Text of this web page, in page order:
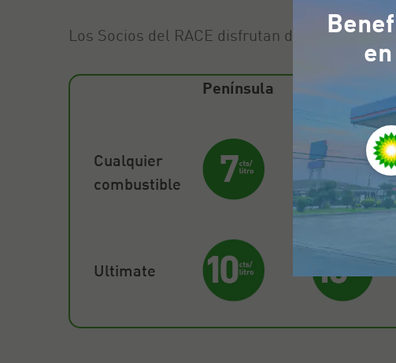
Los Socios del RACE disfrutan de
Cualquier
combustible
Ultimate
Península